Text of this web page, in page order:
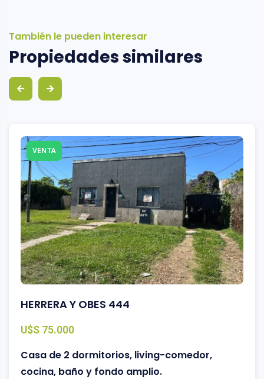
También le pueden interesar
Propiedades similares
VENTA
HERRERA Y OBES 444
U$S 75.000
Casa de 2 dormitorios, living-comedor,
cocina, baño y fondo amplio.